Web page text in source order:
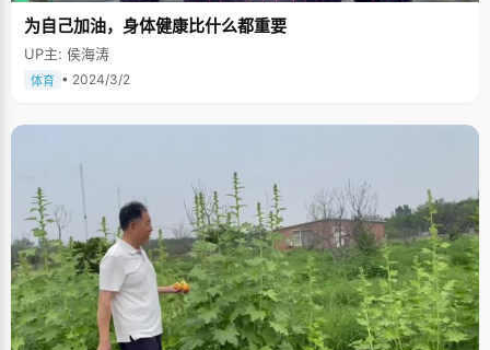
拉。"我们往往容易有这样的念头，如果一件事情，我9：00做不完，那我就
就一定要在规定时间内完成，"我经常逼着自己要按质按量的完成，逼自己提
高学习效率，我感觉这样挺好的，不会浪费时间"。 安静仔细是我最大的优点
和安静，而陈琨的性格也十分的温和谦逊。因为写得太认真清秀了，几乎不
会连笔，所以陈琨记笔记的速度实在不敢恭维，"我写得很慢，在大学里记笔
记是一个很大的挑战，幸好我打字速度快，现在基本都是背着笔记本电脑去
上课了，"陈琨笑得有点无奈。 陈琨从小就不喜欢看书，尤其是名著之类的大
部头，"好厚的一本，看着都头晕"，但非常喜欢看报纸，杂志。不过陈琨看
报纸不像一般人一样大致浏览，汲取大概信息就ok了，他是每一个字都看，
很仔细，包括夹缝里的广告也能看得津津有味，一张报纸能看两小时，这速
度还真是鲜见。"仔细"是陈琨自认为最大的优点，"好多人都说，我比一般女
孩子都要仔细"，陈琨说，"比如说修改论文吧，我改得特别细，每个字都会
看，连标点符号也能修改出来。"为此，陈琨常常受同学委托帮忙修改文章，
这让他颇为无奈。
为自己加油，身体健康比什么都重要
UP主: 侯海涛
体育 • 2024/3/2